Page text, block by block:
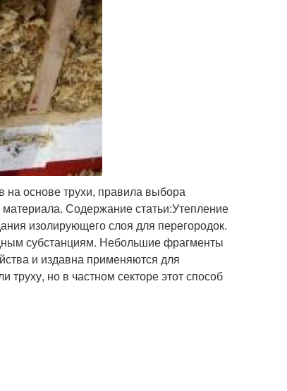
на основе трухи, правила выбора
Содержание статьи:Утепление
изолирующего слоя для перегородок.
субстанциям. Небольшие фрагменты
и издавна применяются для
но в частном секторе этот способ